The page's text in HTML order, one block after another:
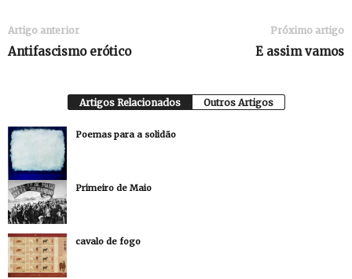
Artigo anterior
Antifascismo erótico
Próximo artigo
E assim vamos
Artigos Relacionados Outros Artigos
Poemas para a solidão
Primeiro de Maio
cavalo de fogo